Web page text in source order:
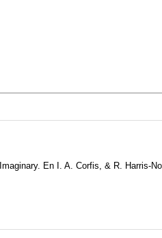
En I. A. Corfis, & R. Harris-